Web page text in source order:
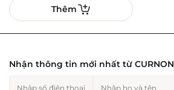
Thêm
Nhận thông tin mới nhất từ CURNON